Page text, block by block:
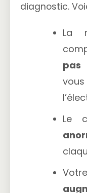
diagnostic.
La
Le